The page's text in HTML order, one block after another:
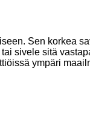
Sen korkea
sivele sitä
ympäri